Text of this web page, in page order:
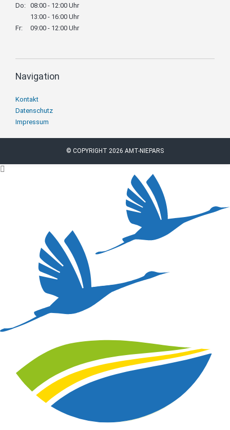
Do: 08:00 - 12:00 Uhr
13:00 - 16:00 Uhr
Fr:
09:00 - 12:00 Uhr
Navigation
Navigation
überspringen
Kontakt
Datenschutz
Impressum
© COPYRIGHT 2026 AMT-NIEPARS